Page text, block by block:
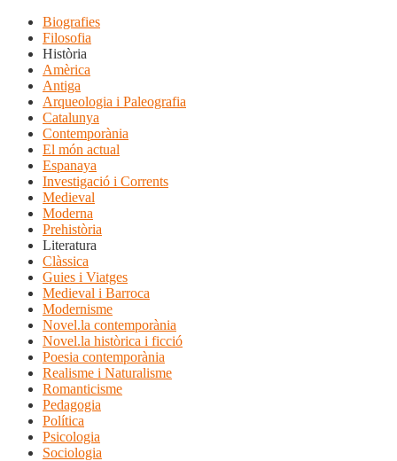
Biografies
Filosofia
Història
Amèrica
Antiga
Arqueologia i Paleografia
Catalunya
Contemporània
El món actual
Espanaya
Investigació i Corrents
Medieval
Moderna
Prehistòria
Literatura
Clàssica
Guies i Viatges
Medieval i Barroca
Modernisme
Novel.la contemporània
Novel.la històrica i ficció
Poesia contemporània
Realisme i Naturalisme
Romanticisme
Pedagogia
Política
Psicologia
Sociologia